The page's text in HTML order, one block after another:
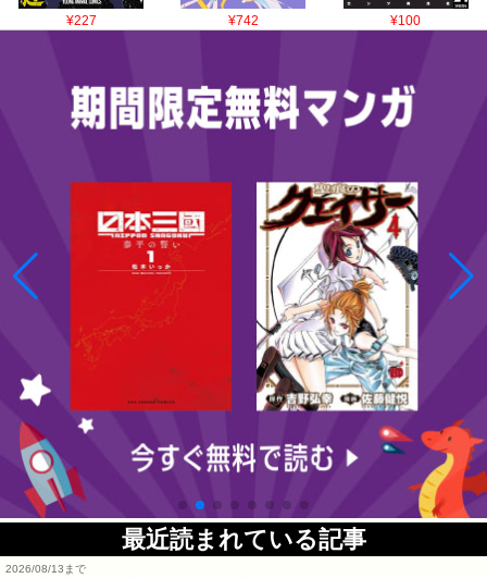
¥227 ¥742 ¥100
最近読まれている記事
2026/08/13まで